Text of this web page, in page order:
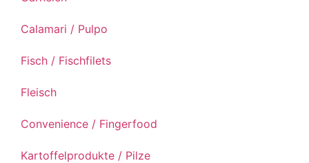
Calamari / Pulpo
Fisch / Fischfilets
Fleisch
Convenience / Fingerfood
Kartoffelprodukte / Pilze